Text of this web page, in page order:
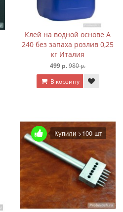
Клей на водной основе A
240 без запаха розлив 0,25
кг Италия
499 р.980 р.
В корзину
Купили >100 шт